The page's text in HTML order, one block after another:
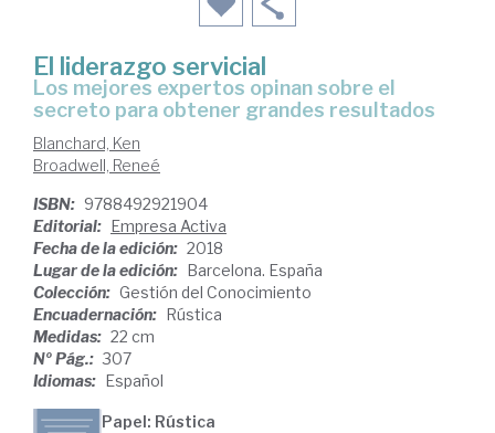
El liderazgo servicial
los mejores expertos opinan sobre el
secreto para obtener grandes resultados
Blanchard, Ken
Broadwell, Reneé
ISBN: 9788492921904
Editorial:
Empresa Activa
Fecha de la edición: 2018
Lugar de la edición:
Barcelona. España
Colección: Gestión del Conocimiento
Encuadernación:
Rústica
Medidas: 22 cm
Nº Pág.: 307
Idiomas:
Español
Papel: Rústica